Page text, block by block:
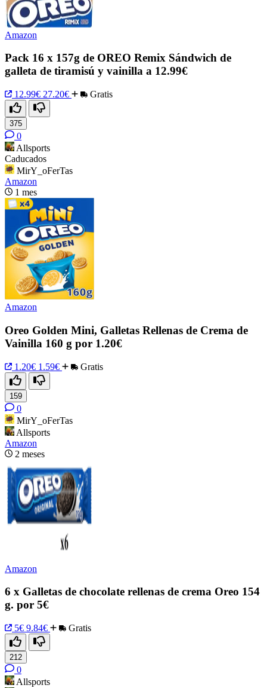
Amazon
Pack 16 x 157g de OREO Remix Sándwich de
galleta de tiramisú y vainilla a 12.99€
12.99€ 27.20€ Gratis
375
0
Allsports
Caducados
MirY_oFerTas
Amazon
1 mes
Amazon
Oreo Golden Mini, Galletas Rellenas de Crema de
Vainilla 160 g por 1.20€
1.20€ 1.59€ Gratis
159
0
MirY_oFerTas
Allsports
Amazon
2 meses
Amazon
6 x Galletas de chocolate rellenas de crema Oreo 154
g. por 5€
5€ 9.84€ Gratis
212
0
Allsports